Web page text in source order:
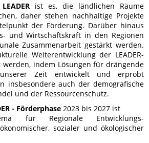
ist es, die ländlichen Räume
daher stehen nachhaltige Projekte
der Förderung. Darüber hinaus
und Wirtschaftskraft in den Regionen
Zusammenarbeit gestärkt werden.
Weiterentwicklung der LEADER-
werden, indem Lösungen für drängende
unserer Zeit entwickelt und erprobt
insbesondere auch der demografische
und der Ressourcenschutz.
- Förderphase 2023 bis 2027 ist
für Regionale Entwicklungs-
sozialer und ökologischer